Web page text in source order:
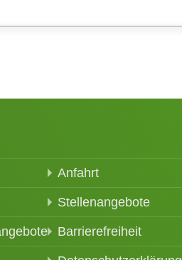
Anfahrt
Stellenangebote
Barrierefreiheit